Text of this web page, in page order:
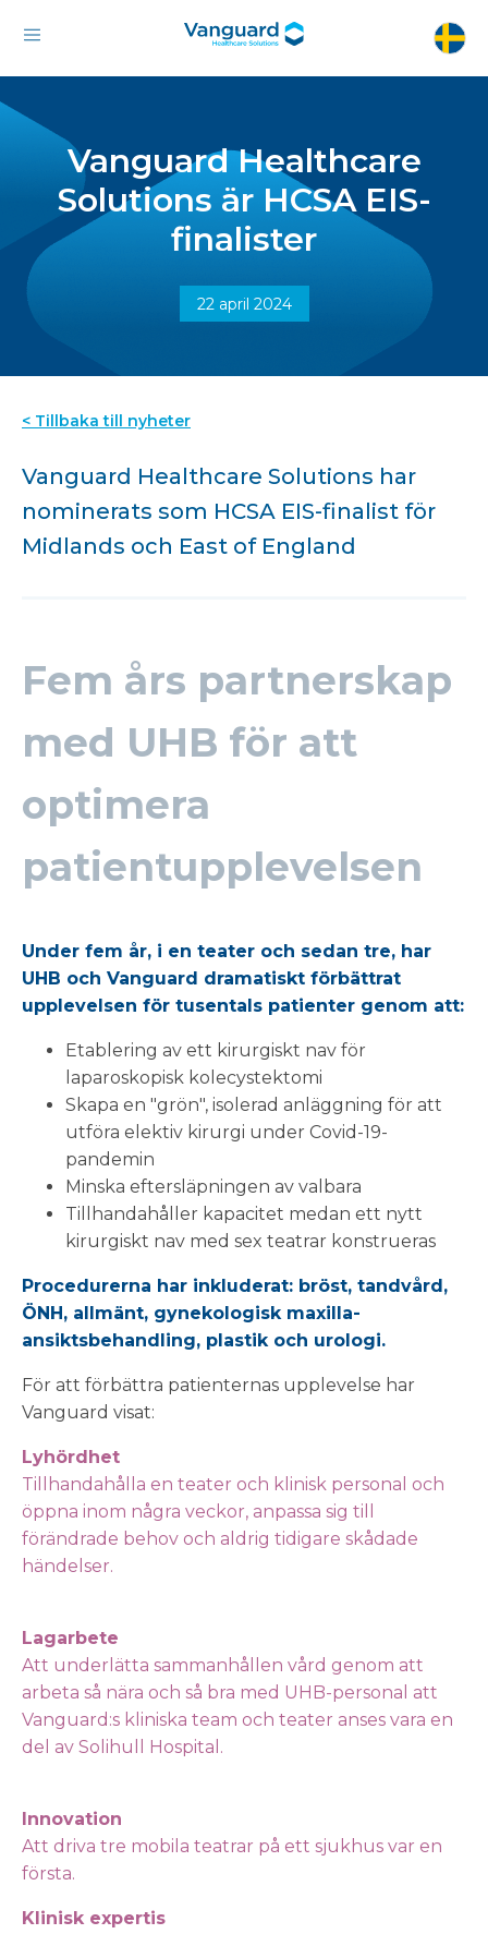
Vanguard Healthcare
Solutions är HCSA EIS-
finalister
22 april 2024
< Tillbaka till nyheter
Vanguard Healthcare Solutions har
nominerats som HCSA EIS-finalist för
Midlands och East of England
Fem års partnerskap
med UHB för att
optimera
patientupplevelsen
Under fem år, i en teater och sedan tre, har
UHB och Vanguard dramatiskt förbättrat
upplevelsen för tusentals patienter genom att:
Etablering av ett kirurgiskt nav för
laparoskopisk kolecystektomi
Skapa en "grön", isolerad anläggning för att
utföra elektiv kirurgi under Covid-19-
pandemin
Minska eftersläpningen av valbara
Tillhandahåller kapacitet medan ett nytt
kirurgiskt nav med sex teatrar konstrueras
Procedurerna har inkluderat: bröst, tandvård,
ÖNH, allmänt, gynekologisk maxilla-
ansiktsbehandling, plastik och urologi.
För att förbättra patienternas upplevelse har
Vanguard visat:
Lyhördhet
Tillhandahålla en teater och klinisk personal och
öppna inom några veckor, anpassa sig till
förändrade behov och aldrig tidigare skådade
händelser.
Lagarbete
Att underlätta sammanhållen vård genom att
arbeta så nära och så bra med UHB-personal att
Vanguard:s kliniska team och teater anses vara en
del av Solihull Hospital.
Innovation
Att driva tre mobila teatrar på ett sjukhus var en
första.
Klinisk expertis